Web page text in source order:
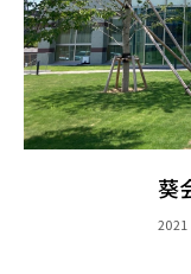
葵
2021